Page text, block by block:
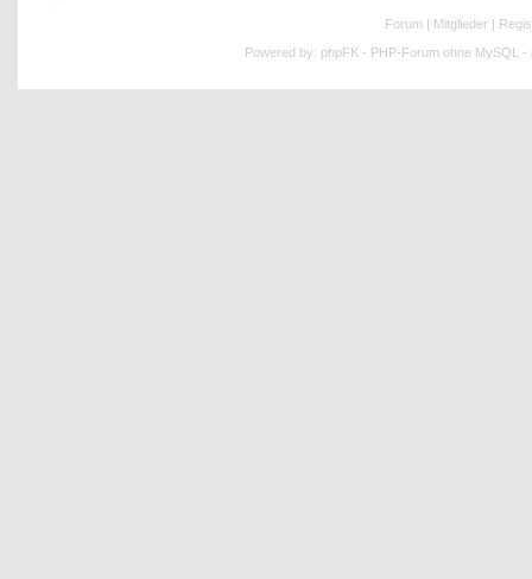
Forum Mitglieder
Powered by: phpFK - PHP-Forum ohne MySQL -